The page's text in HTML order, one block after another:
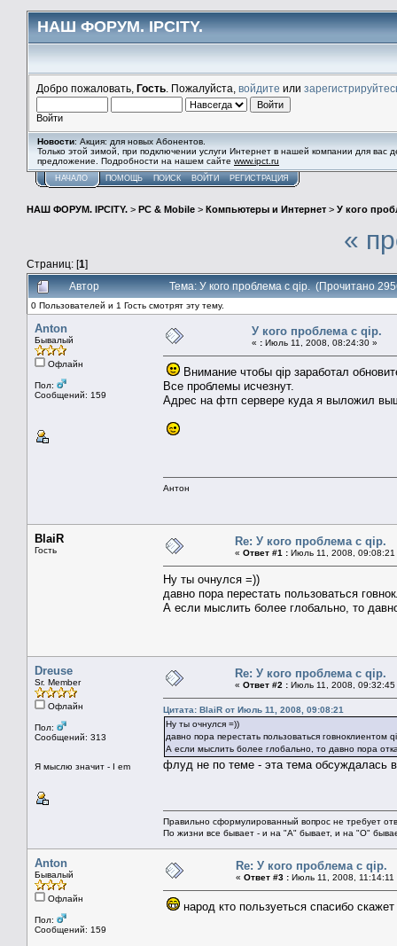
НАШ ФОРУМ. IPCITY.
Добро пожаловать, Гость . Пожалуйста, войдите или
Войти
Новости: Акция: для новых Абонентов.
Только этой зимой, при подключении услуги Интернет в нашей компании для вас
предложение. Подробности на нашем сайте www.ipct.ru
НАЧАЛО ПОМОЩЬ ПОИСК ВОЙТИ РЕГИСТРАЦИЯ
НАШ ФОРУМ. IPCITY. > PC & Mobile > Компьютеры и Интернет > У кого
Страниц: [1]
«
Автор Тема: У кого проблема с qip. (Прочитано
0 Пользователей и 1 Гость смотрят эту тему.
Anton
Бывалый
Офлайн
Пол:
Сообщений: 159
У кого проблема с qip.
« : Июль 11, 2008, 08:24:30 »
Внимание чтобы qip заработал
Все проблемы исчезнут.
Адрес на фтп сервере куда я выложил
Антон
BlaiR
Гость
Re: У кого проблема с qip.
« Ответ #1 : Июль 11, 2008, 09:08:21
Ну ты очнулся =))
давно пора перестать пользоваться
А если мыслить более глобально, то
Dreuse
Sr. Member
Офлайн
Пол:
Сообщений: 313
Я мыслю значит - I em
Re: У кого проблема с qip.
« Ответ #2 : Июль 11, 2008, 09:32:45
Цитата: BlaiR от Июль 11, 2008, 09:08:21
Ну ты очнулся =))
давно пора перестать пользоваться говноклиентом
А если мыслить более глобально, то давно пора
флуд не по теме - эта тема обсуждалась
Правильно сформулированный вопрос не требует
По жизни все бывает - и на "А" бывает, и на "О"
Anton
Бывалый
Офлайн
Пол:
Сообщений: 159
Re: У кого проблема с qip.
« Ответ #3 : Июль 11, 2008, 11:14:11
народ кто пользуеться спасибо